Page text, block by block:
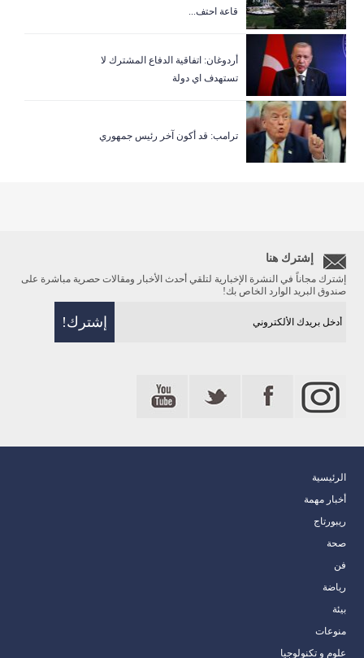
قاعة احتف...
أردوغان: اتفاقية الدفاع المشترك لا
تستهدف اي دولة
ترامب: قد أكون آخر رئيس جمهوري
إشترك هنا
إشترك مجاناً في النشرة الإخبارية لتلقي أحدث الأخبار ومقالات حصرية مباشرة على
صندوق البريد الوارد الخاص بك!
الرئيسية
أخبار مهمة
ريبورتاج
صحة
فن
رياضة
بيئة
منوعات
علوم و تكنولوجيا